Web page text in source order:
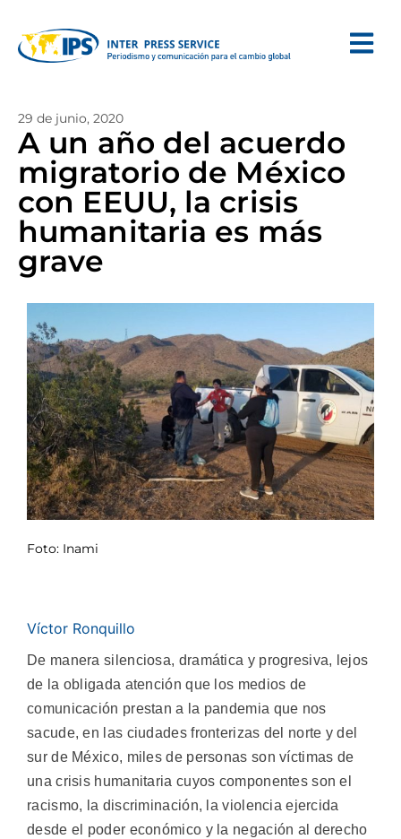
29 de junio, 2020
A un año del acuerdo
migratorio de México
con EEUU, la crisis
humanitaria es más
grave
Foto: Inami
Víctor Ronquillo
De manera silenciosa, dramática y progresiva, lejos
de la obligada atención que los medios de
comunicación prestan a la pandemia que nos
sacude, en las ciudades fronterizas del norte y del
sur de México, miles de personas son víctimas de
una crisis humanitaria cuyos componentes son el
racismo, la discriminación, la violencia ejercida
desde el poder económico y la negación al derecho